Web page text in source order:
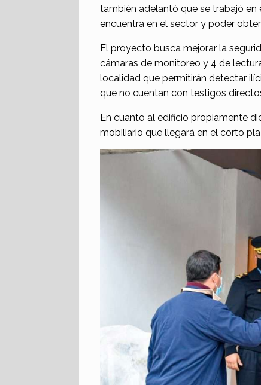
también adelantó que se trabajó en
encuentra en el sector y poder
El proyecto busca mejorar la
cámaras de monitoreo y 4 de
localidad que permitirán detectar
que no cuentan con testigos
En cuanto al edificio propiamente
mobiliario que llegará en el corto